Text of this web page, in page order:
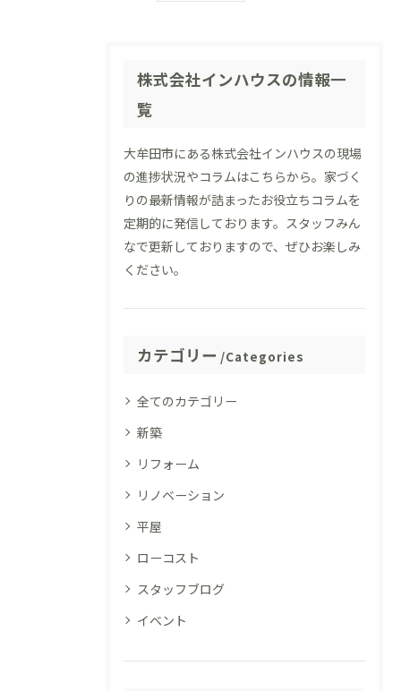
株式会社インハウスの情報一
覧
大牟田市にある株式会社インハウスの現場
の進捗状況やコラムはこちらから。家づく
りの最新情報が詰まったお役立ちコラムを
定期的に発信しております。スタッフみん
なで更新しておりますので、ぜひお楽しみ
ください。
カテゴリー Categories
全てのカテゴリー
新築
リフォーム
リノベーション
平屋
ローコスト
スタッフブログ
イベント